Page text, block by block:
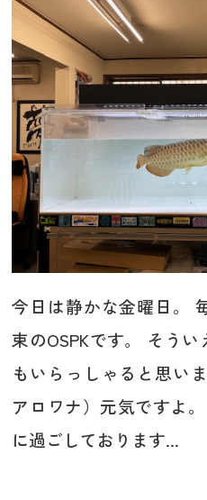
今日は静かな金曜日。
束のOSPKです。 そう
もいらっしゃると思い
アロワナ）元気ですよ
に過ごしております...